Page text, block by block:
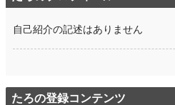
自己紹介の記述はありません
たろの登録コンテンツ